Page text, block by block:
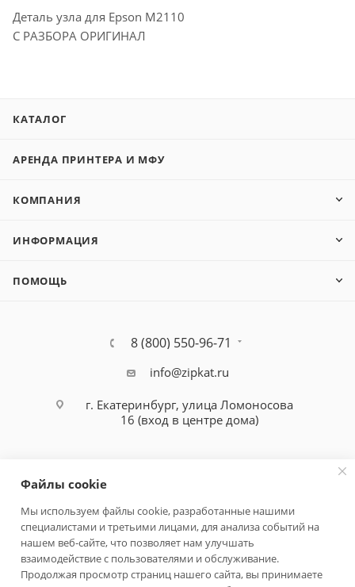
Деталь узла для Epson М2110
С РАЗБОРА ОРИГИНАЛ
КАТАЛОГ
АРЕНДА ПРИНТЕРА И МФУ
КОМПАНИЯ
ИНФОРМАЦИЯ
ПОМОЩЬ
8 (800) 550-96-71
info@zipkat.ru
г. Екатеринбург, улица Ломоносова
16 (вход в центре дома)
Политика конфиденциальности
Файлы cookie
Мы используем файлы cookie, разработанные нашими
специалистами и третьими лицами, для анализа событий на
нашем веб-сайте, что позволяет нам улучшать
взаимодействие с пользователями и обслуживание.
Продолжая просмотр страниц нашего сайта, вы принимаете